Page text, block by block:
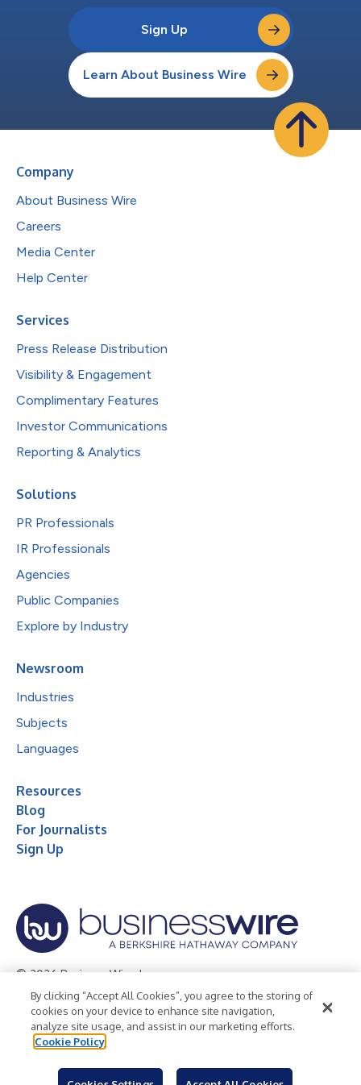
Sign Up
Learn About Business Wire
Company
About Business Wire
Careers
Media Center
Help Center
Services
Press Release Distribution
Visibility & Engagement
Complimentary Features
Investor Communications
Reporting & Analytics
Solutions
PR Professionals
IR Professionals
Agencies
Public Companies
Explore by Industry
Newsroom
Industries
Subjects
Languages
Resources
Blog
For Journalists
Sign Up
© 2026 Business Wire, Inc.
Privacy Policy Cookie Policy
Accessibility Statement
Terms of Use
Legal
By clicking “Accept All Cookies”, you agree to the storing of
cookies on your device to enhance site navigation,
analyze site usage, and assist in our marketing efforts.
Cookie Policy